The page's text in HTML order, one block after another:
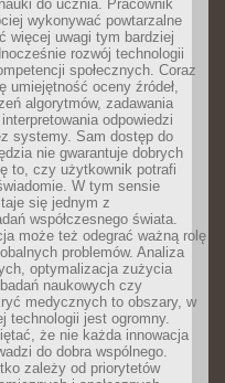
do ucznia. Pracownik
wykonywać powtarzalne
więcej uwagi tym bardziej
rozwój technologii
społecznych. Coraz
umiejętność oceny źródeł,
algorytmów, zadawania
odpowiedzi
systemy. Sam dostęp do
nie gwarantuje dobrych
to, czy użytkownik potrafi
W tym sensie
się jednym z
współczesnego świata.
może też odegrać ważną rolę
problemów. Analiza
optymalizacja zużycia
naukowych czy
medycznych to obszary, w
technologii jest ogromny.
że nie każda innowacja
do dobra wspólnego.
zależy od priorytetów